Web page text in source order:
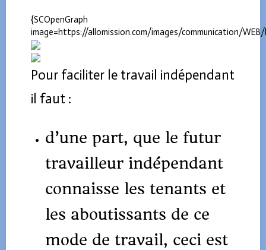
{SCOpenGraph
image=https://allomission.com/images/communication/WEB/
Pour faciliter le travail indépendant
il faut :
d’une part, que le futur
travailleur indépendant
connaisse les tenants et
les aboutissants de ce
mode de travail, ceci est